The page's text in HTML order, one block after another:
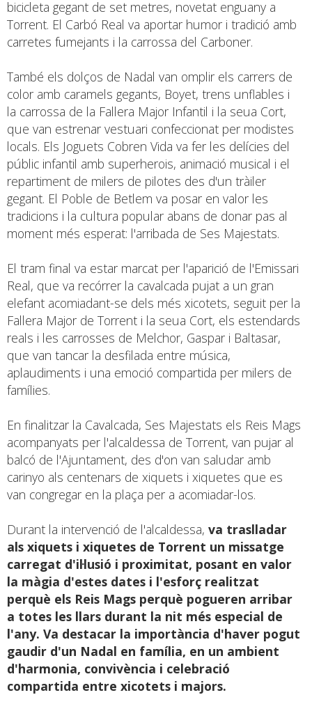
bicicleta gegant de set metres, novetat enguany a
Torrent. El Carbó Real va aportar humor i tradició amb
carretes fumejants i la carrossa del Carboner.
També els dolços de Nadal van omplir els carrers de
color amb caramels gegants, Boyet, trens unflables i
la carrossa de la Fallera Major Infantil i la seua Cort,
que van estrenar vestuari confeccionat per modistes
locals. Els Joguets Cobren Vida va fer les delícies del
públic infantil amb superherois, animació musical i el
repartiment de milers de pilotes des d'un tràiler
gegant. El Poble de Betlem va posar en valor les
tradicions i la cultura popular abans de donar pas al
moment més esperat: l'arribada de Ses Majestats.
El tram final va estar marcat per l'aparició de l'Emissari
Real, que va recórrer la cavalcada pujat a un gran
elefant acomiadant-se dels més xicotets, seguit per la
Fallera Major de Torrent i la seua Cort, els estendards
reals i les carrosses de Melchor, Gaspar i Baltasar,
que van tancar la desfilada entre música,
aplaudiments i una emoció compartida per milers de
famílies.
En finalitzar la Cavalcada, Ses Majestats els Reis Mags
acompanyats per l'alcaldessa de Torrent, van pujar al
balcó de l'Ajuntament, des d'on van saludar amb
carinyo als centenars de xiquets i xiquetes que es
van congregar en la plaça per a acomiadar-los.
Durant la intervenció de l'alcaldessa, va traslladar
als xiquets i xiquetes de Torrent un missatge
carregat d'il·lusió i proximitat, posant en valor
la màgia d'estes dates i l'esforç realitzat
perquè els Reis Mags perquè pogueren arribar
a totes les llars durant la nit més especial de
l'any. Va destacar la importància d'haver pogut
gaudir d'un Nadal en família, en un ambient
d'harmonia, convivència i celebració
compartida entre xicotets i majors.